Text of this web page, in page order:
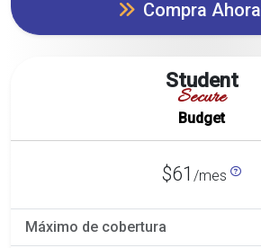
Compra Ahora
Student
Secure
Budget
$61 /mes
Máximo de cobertura